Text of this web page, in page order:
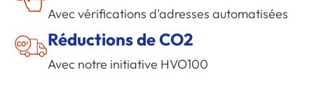
Avec vérifications d'adresses automatisées
Réductions de CO2
Avec notre initiative HVO100